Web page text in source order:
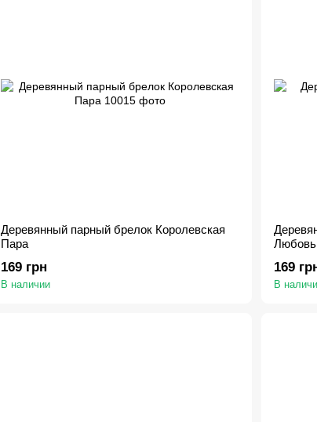
Деревянный парный брелок Королевская
Пара
169 грн
В наличии
Любовь
169
В